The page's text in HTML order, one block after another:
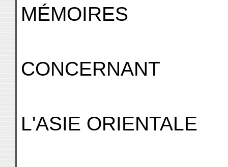
MÉMOIRES
CONCERNANT
L'ASIE ORIENTALE